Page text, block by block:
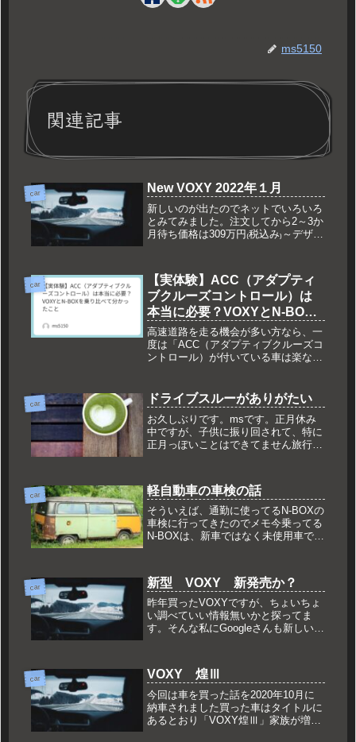
ms5150
関連記事
car New VOXY 2022年１月
新しいのが出たのでネットでいろいろ
とみてみました。注文してから2～3か
月待ち価格は309万円₍税込み₎～デザイ
が大きく、口を大きく開けてるように
見えるのは私だけ？横の前の窓...
car
【実体験】ACC（アダプティ
ブクルーズコントロール）は
本当に必要？VOXYとN-BOX
を乗り比べて分かったこと
高速道路を走る機会が多い方なら、一
度は「ACC（アダプティブクルーズコ
ントロール）が付いている車は楽な
ります。VOXY（通常のクルーズコン
トロールのみ）N-BOX（ACC搭...
car ドライブスルーがありがたい
お久しぶりです。msです。正月休み
中ですが、子供に振り回されて、特に
正月っぽいことはできてません旅行に
が、帰ってくると子供が「また行きた
いね」といってくれるといってよかっ
たと...
car 軽自動車の車検の話
そういえば、通勤に使ってるN-BOXの
車検に行ってきたのでメモ今乗ってる
N-BOXは、新車ではなく未使用車でか
半ぐらい前未使用車のメリット、デメ
リットメリット安い とはいっ...
car 新型 VOXY 新発売か？
昨年買ったVOXYですが、ちょいちょ
い調べていい情報無いかと探ってま
す。そんな私にGoogleさんも新しい記
オーダーストップしていて1月に新型
が発売されるとか新型って言葉...
car VOXY 煌Ⅲ
今回は車を買った話を2020年10月に
納車されました買った車はタイトルに
あるとおり「VOXY煌Ⅲ」家族が増え